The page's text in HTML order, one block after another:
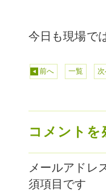
今日も現場で
前へ 一覧
コメントを
メールアドレ
須項目です